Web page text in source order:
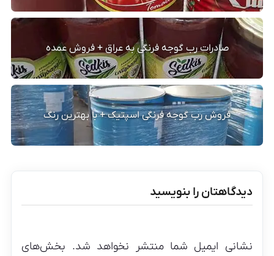
صادرات رب گوجه فرنگی به عراق + فروش عمده
فروش رب گوجه فرنگی اسپتیک + با بهترین رنگ
دیدگاهتان را بنویسید
نشانی ایمیل شما منتشر نخواهد شد. بخش‌های